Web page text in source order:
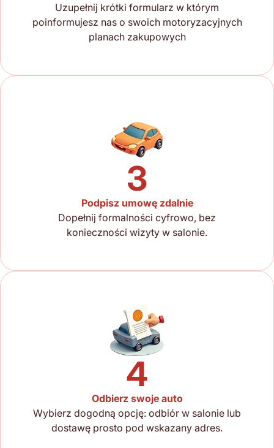
Uzupełnij krótki formularz w którym
poinformujesz nas o swoich motoryzacyjnych
planach zakupowych
3
Podpisz umowę zdalnie
Dopełnij formalności cyfrowo, bez
konieczności wizyty w salonie.
4
Odbierz swoje auto
Wybierz dogodną opcję: odbiór w salonie lub
dostawę prosto pod wskazany adres.